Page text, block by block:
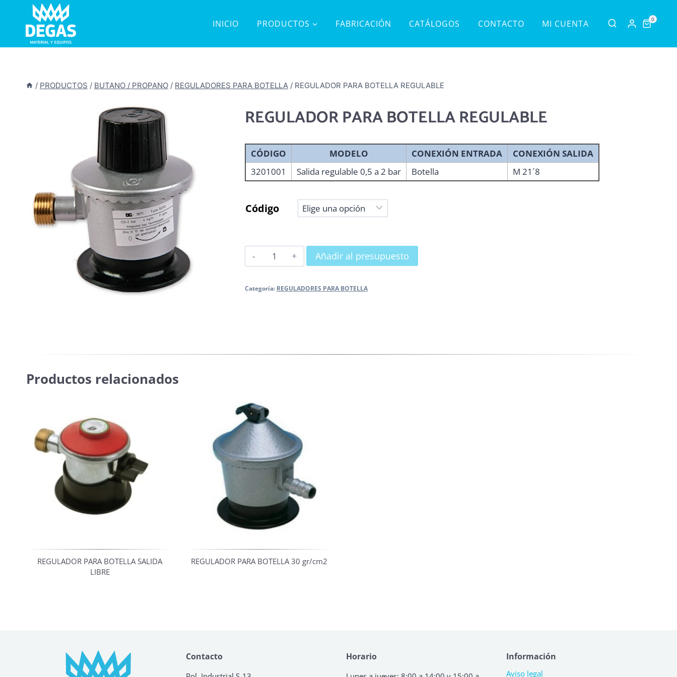
contenido
INICIO PRODUCTOS FABRICACIÓN CATÁLOGOS CONTACTO MI CUENTA 0
/ PRODUCTOS / BUTANO / PROPANO / REGULADORES PARA BOTELLA / REGULADOR PARA BOTELLA REGULABLE
REGULADOR PARA BOTELLA REGULABLE
CÓDIGO MODELO CONEXIÓN ENTRADA
CONEXIÓN SALIDA
3201001
Salida regulable 0,5 a 2 bar Botella M 21´8
Código
REGULADOR
PARA
REGULABLE
Añadir al presupuesto
Categoría: REGULADORES PARA BOTELLA
Productos relacionados
REGULADOR PARA BOTELLA SALIDA
LIBRE
REGULADOR PARA BOTELLA 30 gr/cm2
Contacto Horario Información
Aviso legal